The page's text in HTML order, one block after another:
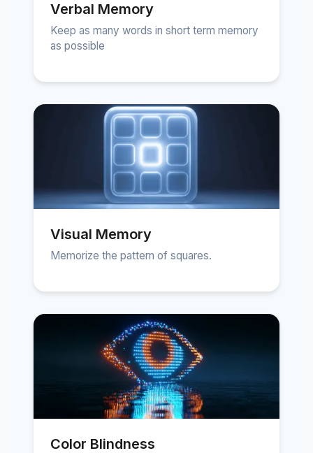
Verbal Memory
Keep as many words in short term memory
as possible
Visual Memory
Memorize the pattern of squares.
Color Blindness